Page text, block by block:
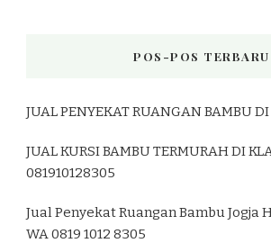
POS-POS TERBARU
JUAL PENYEKAT RUANGAN BAMBU DI
JUAL KURSI BAMBU TERMURAH DI
081910128305
Jual Penyekat Ruangan Bambu Jogja
WA 0819 1012 8305